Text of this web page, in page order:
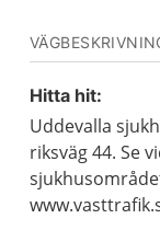
Hitta hit:
Uddevalla
riksväg 44. Se